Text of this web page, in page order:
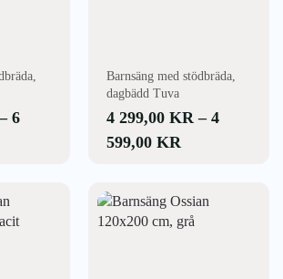
– 6
Barnsäng med stödbräda,
dagbädd Tuva
4 299,00 KR – 4
599,00 KR
TILL
produktsidan